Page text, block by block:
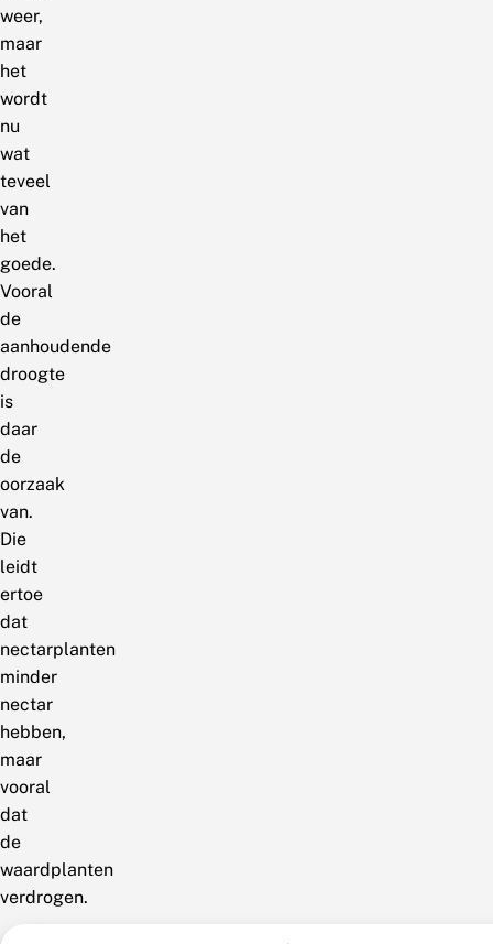
weer,
maar
het
wordt
nu
wat
teveel
van
het
goede.
Vooral
de
aanhoudende
droogte
is
daar
de
oorzaak
van.
Die
leidt
ertoe
dat
nectarplanten
minder
nectar
hebben,
maar
vooral
dat
de
waardplanten
verdrogen.